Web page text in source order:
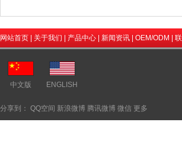
网站首页 关于我们 产品中心 新闻资讯 OEM/ODM
中文版 ENGLISH
分享到： QQ空间 新浪微博 腾讯微博 微信 更多